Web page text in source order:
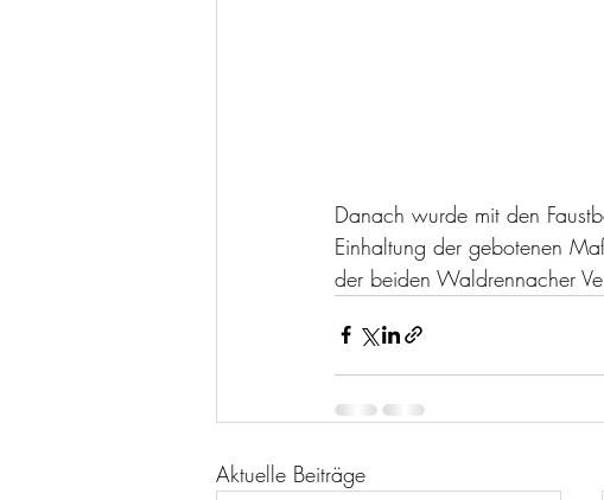
Danach wurde mit den
Einhaltung der gebotenen
der beiden Waldrennacher
Aktuelle Beiträge